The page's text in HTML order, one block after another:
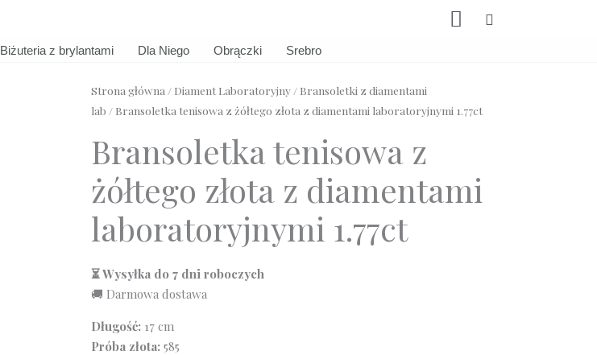
Szukaj
Biżuteria z brylantami Dla Niego Obrączki Srebro
Strona główna / Diament Laboratoryjny/ Bransoletki z diamentami
lab / Bransoletka tenisowa z żółtego złota z diamentami laboratoryjnymi 1.77ct
Bransoletka tenisowa z
żółtego złota z diamentami
laboratoryjnymi 1.77ct
⏳ Wysyłka do 7 dni roboczych
🚚 Darmowa dostawa
Długość: 17 cm
Próba złota: 585